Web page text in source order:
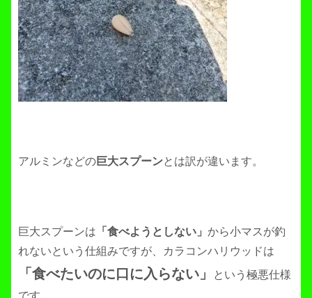
アルミンなどの巨大スプーンとは訳が違います。
巨大スプーンは 「食べようとしない」 から小マスが釣
れないという仕組みですが、カラコンハリウッドは
「食べたいのに口に入らない」
という極悪仕様